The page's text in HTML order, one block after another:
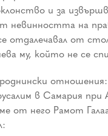
и за
невинността на
отдалечавал от
му, който не се
в Самария
него Рамот